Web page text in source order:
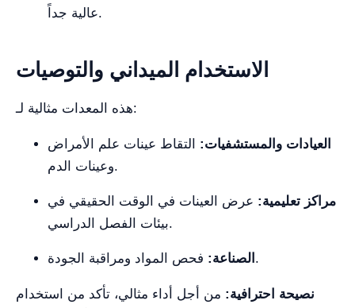
عالية جداً.
الاستخدام الميداني والتوصيات
هذه المعدات مثالية لـ:
العيادات والمستشفيات: التقاط عينات علم الأمراض
وعينات الدم.
مراكز تعليمية: عرض العينات في الوقت الحقيقي في
بيئات الفصل الدراسي.
الصناعة: فحص المواد ومراقبة الجودة.
نصيحة احترافية: من أجل أداء مثالي، تأكد من استخدام